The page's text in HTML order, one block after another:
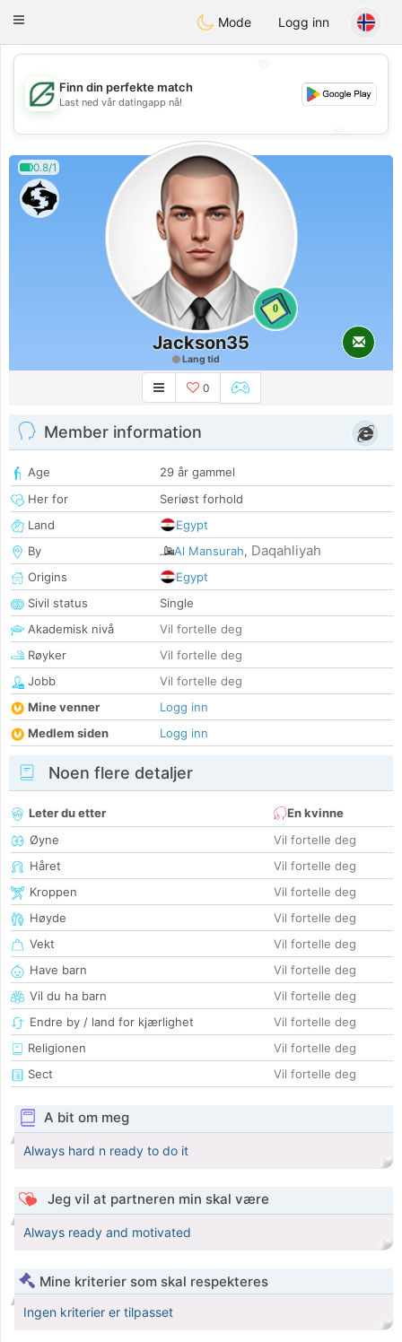
GulfDating
Toggle
Mode Logg inn
💖
💕
Finn din perfekte match
Last ned vår datingapp nå!
0.8/1
0
Jackson35
Lang tid
0
Member information
Age
29 år gammel
Her for
Seriøst forhold
Land
Egypt
By
Al Mansurah, Daqahliyah
Origins
Egypt
Sivil status
Single
Akademisk nivå
Vil fortelle deg
Røyker
Vil fortelle deg
Jobb
Vil fortelle deg
Mine venner
Logg inn
Medlem siden
Logg inn
Noen flere detaljer
Leter du etter
En kvinne
Øyne
Vil fortelle deg
Håret
Vil fortelle deg
Kroppen
Vil fortelle deg
Høyde
Vil fortelle deg
Vekt
Vil fortelle deg
Have barn
Vil fortelle deg
Vil du ha barn
Vil fortelle deg
Endre by / land for kjærlighet
Vil fortelle deg
Religionen
Vil fortelle deg
Sect
Vil fortelle deg
A bit om meg
Always hard n ready to do it
Jeg vil at partneren min skal være
Always ready and motivated
Mine kriterier som skal respekteres
Ingen kriterier er tilpasset